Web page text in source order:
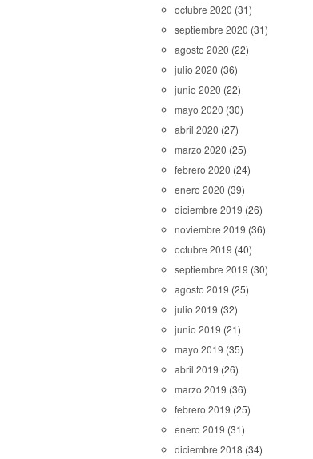
octubre 2020 (31)
septiembre 2020 (31)
agosto 2020 (22)
julio 2020 (36)
junio 2020 (22)
mayo 2020 (30)
abril 2020 (27)
marzo 2020 (25)
febrero 2020 (24)
enero 2020 (39)
diciembre 2019 (26)
noviembre 2019 (36)
octubre 2019 (40)
septiembre 2019 (30)
agosto 2019 (25)
julio 2019 (32)
junio 2019 (21)
mayo 2019 (35)
abril 2019 (26)
marzo 2019 (36)
febrero 2019 (25)
enero 2019 (31)
diciembre 2018 (34)